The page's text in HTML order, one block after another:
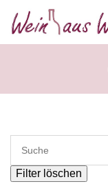
Filter löschen